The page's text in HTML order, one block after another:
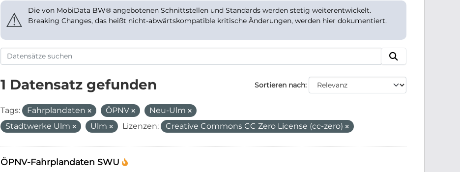
⚠
Die von MobiData BW® angebotenen Schnittstellen und Standards werden stetig weiterentwickelt.
Breaking Changes, das heißt nicht-abwärtskompatible kritische Änderungen, werden hier dokumentiert.
Sortieren nach
1 Datensatz gefunden
Tags: Fahrplandaten ÖPNV
Neu-Ulm
Stadtwerke Ulm
Ulm Lizenzen: Creative Commons CC Zero License (cc-zero)
ÖPNV-Fahrplandaten SWU